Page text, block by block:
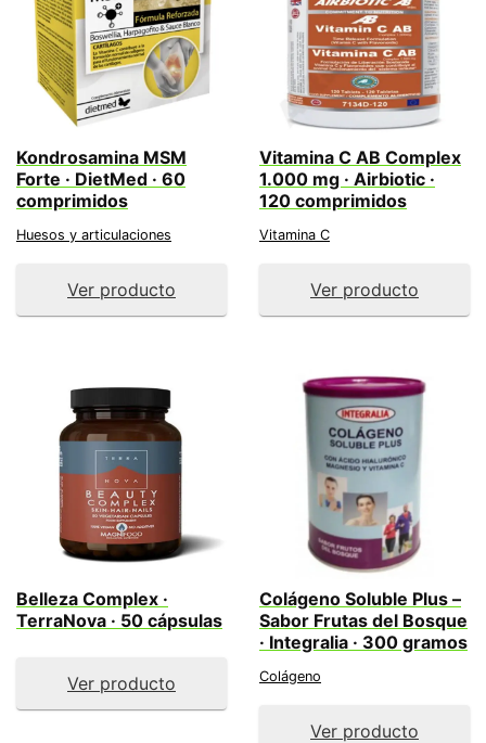
Kondrosamina MSM
Forte · DietMed · 60
comprimidos
Huesos y articulaciones
Ver producto
Vitamina C AB Complex
1.000 mg · Airbiotic ·
120 comprimidos
Vitamina C
Ver producto
Belleza Complex ·
TerraNova · 50 cápsulas
Ver producto
Colágeno Soluble Plus –
Sabor Frutas del Bosque
· Integralia · 300 gramos
Colágeno
Ver producto